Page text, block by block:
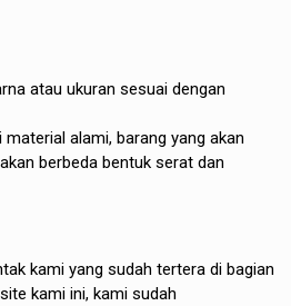
atau ukuran sesuai dengan
alami, barang yang akan
berbeda bentuk serat dan
kami yang sudah tertera di bagian
kami ini, kami sudah